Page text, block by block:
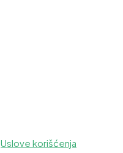
Uslove korišćenja